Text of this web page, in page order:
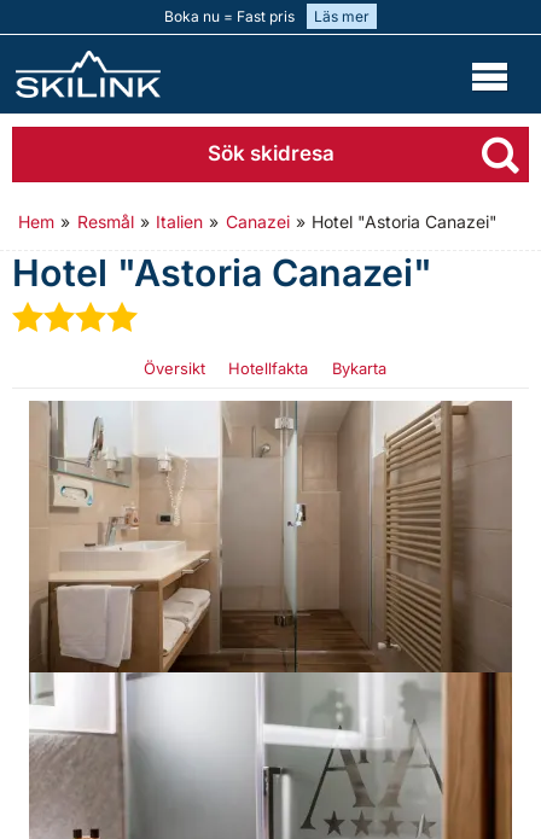
Boka nu = Fast pris Läs mer
Sök skidresa
Hem » Resmål » Italien » Canazei » Hotel "Astoria Canazei"
Hotel "Astoria Canazei"
★★★
Översikt Hotellfakta Bykarta